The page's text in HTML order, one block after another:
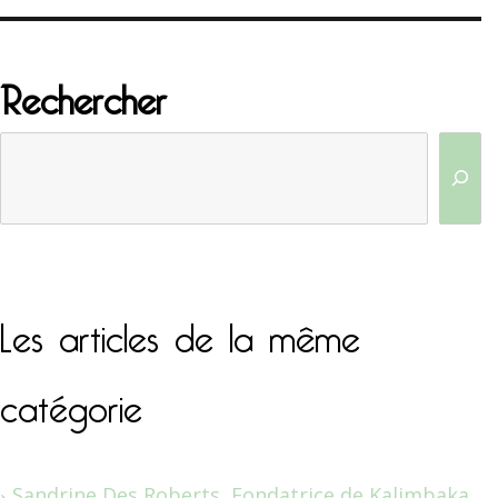
Rechercher
Les articles de la même
catégorie